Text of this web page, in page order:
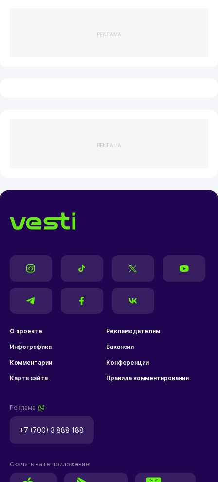
РЕКЛАМА
РЕКЛАМА
О проекте Рекламодателям
Инфографика Вакансии
Комментарии Конференции
Карта сайта Правила комментирования
Реклама
+7 (700) 3 888 188
Скачать наше приложение